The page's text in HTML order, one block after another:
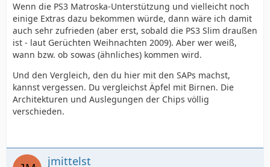
Wenn die PS3 Matroska-Unterstützung und vielleicht noch
einige Extras dazu bekommen würde, dann wäre ich damit
auch sehr zufrieden (aber erst, sobald die PS3 Slim draußen
ist - laut Gerüchten Weihnachten 2009). Aber wer weiß,
wann bzw. ob sowas (ähnliches) kommen wird.
Und den Vergleich, den du hier mit den SAPs machst,
kannst vergessen. Du vergleichst Äpfel mit Birnen. Die
Architekturen und Auslegungen der Chips völlig
verschieden.
jmittelst